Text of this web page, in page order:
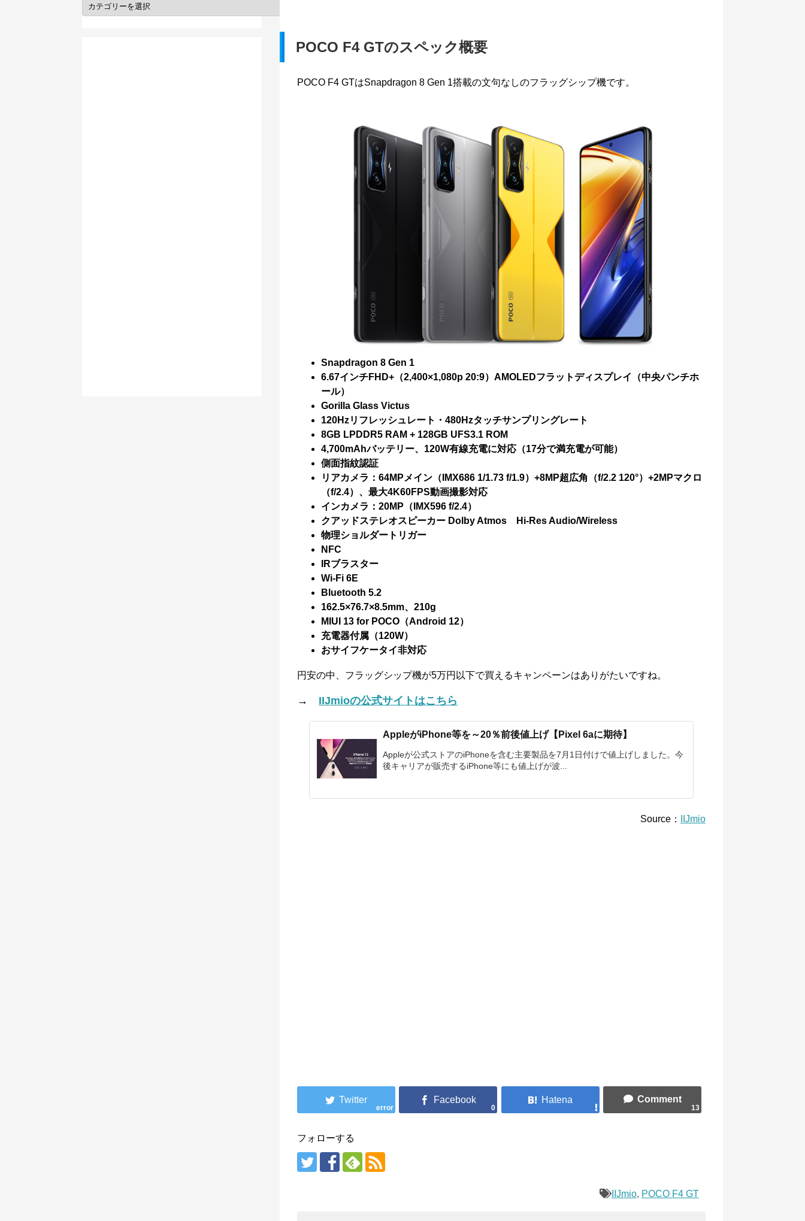
POCO F4 GTのスペック概要
POCO F4 GTはSnapdragon 8 Gen 1搭載の文句なしのフラッグシップ機です。
Snapdragon 8 Gen 1
6.67インチFHD+（2,400×1,080p 20:9）AMOLEDフラットディスプレイ（中央パンチホ
ール）
Gorilla Glass Victus
120Hzリフレッシュレート・480Hzタッチサンプリングレート
8GB LPDDR5 RAM + 128GB UFS3.1 ROM
4,700mAhバッテリー、120W有線充電に対応（17分で満充電が可能）
側面指紋認証
リアカメラ：64MPメイン（IMX686 1/1.73 f/1.9）+8MP超広角（f/2.2 120°）+2MPマクロ
（f/2.4）、最大4K60FPS動画撮影対応
インカメラ：20MP（IMX596 f/2.4）
クアッドステレオスピーカー Dolby Atmos Hi-Res Audio/Wireless
物理ショルダートリガー
NFC
IRブラスター
Wi-Fi 6E
Bluetooth 5.2
162.5×76.7×8.5mm、210g
MIUI 13 for POCO（Android 12）
充電器付属（120W）
おサイフケータイ非対応
円安の中、フラッグシップ機が5万円以下で買えるキャンペーンはありがたいですね。
→ IIJmioの公式サイトはこちら
AppleがiPhone等を～20％前後値上げ【Pixel 6aに期待】
Appleが公式ストアのiPhoneを含む主要製品を7月1日付けで値上げしました。今
後キャリアが販売するiPhone等にも値上げが波...
Source： IIJmio
error 0 13
フォローする
IIJmio, POCO F4 GT